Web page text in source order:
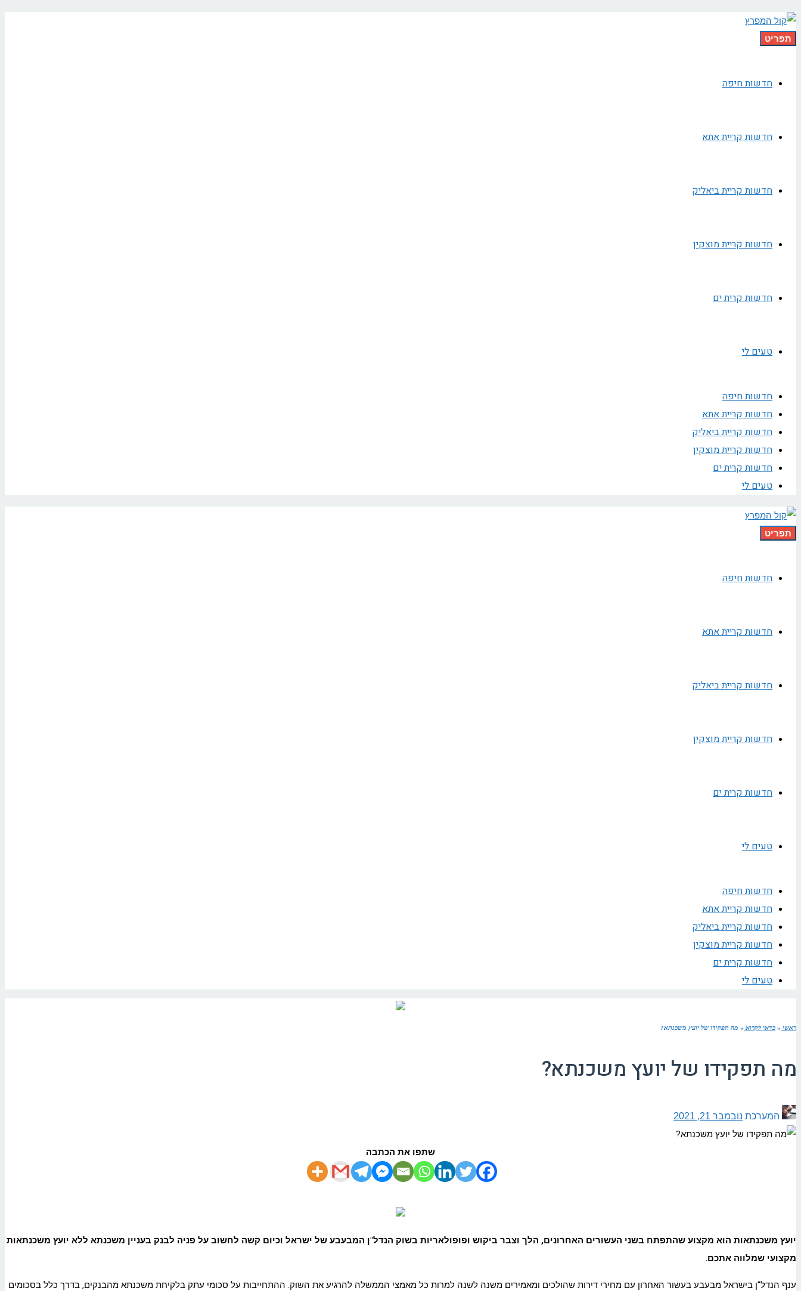
תפריט
חדשות חיפה
חדשות קריית אתא
חדשות קריית ביאליק
חדשות קריית מוצקין
חדשות קרית ים
טעים לי
חדשות חיפה
חדשות קריית אתא
חדשות קריית ביאליק
חדשות קריית מוצקין
חדשות קרית ים
טעים לי
תפריט
חדשות חיפה
חדשות קריית אתא
חדשות קריית ביאליק
חדשות קריית מוצקין
חדשות קרית ים
טעים לי
חדשות חיפה
חדשות קריית אתא
חדשות קריית ביאליק
חדשות קריית מוצקין
חדשות קרית ים
טעים לי
ראשי » כדאי לקרוא » מה תפקידו של יועץ משכנתא?
מה תפקידו של יועץ משכנתא?
המערכת נובמבר 21, 2021
שתפו את הכתבה
יועץ משכנתאות הוא מקצוע שהתפתח בשני העשורים האחרונים, הלך וצבר ביקוש ופופולאריות בשוק הנדל"ן המבעבע של ישראל וכיום קשה לחשוב על פניה לבנק בעניין משכנתא ללא יועץ משכנתאות
מקצועי שמלווה אתכם.
ענף הנדל"ן בישראל מבעבע בעשור האחרון עם מחירי דירות שהולכים ומאמירים משנה לשנה למרות כל מאמצי הממשלה להרגיע את השוק. ההתחייבות על סכומי עתק בלקיחת משכנתא מהבנקים, בדרך כלל בסכומים